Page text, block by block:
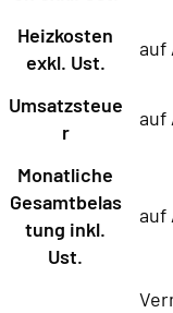
Heizkosten
exkl. Ust.
auf
Umsatzsteue
r
auf
Monatliche
Gesamtbelas
tung inkl.
Ust.
auf